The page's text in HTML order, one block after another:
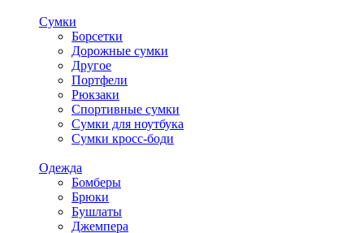
Сумки
Борсетки
Дорожные сумки
Другое
Портфели
Рюкзаки
Спортивные сумки
Сумки для ноутбука
Сумки кросс-боди
Одежда
Бомберы
Брюки
Бушлаты
Джемпера